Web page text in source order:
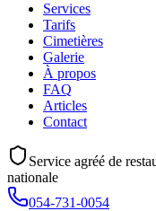
Services
Tarifs
Cimetières
Galerie
À propos
FAQ
Articles
Contact
Service agréé de
nationale
054-731-0054